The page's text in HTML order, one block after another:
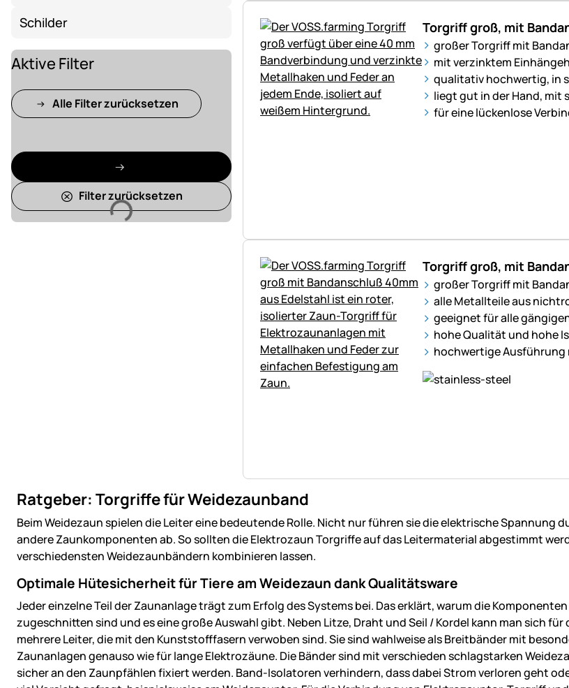
Schilder
Lädt
Aktive Filter
Alle Filter zurücksetzen
Filter zurücksetzen
Torgriff groß, mit
großer Torgriff mit
mit verzinktem
qualitativ hochwertig, in
liegt gut in der Hand, mit
für eine lückenlose
Torgriff groß, mit
großer Torgriff mit
alle Metallteile aus
geeignet für alle
hohe Qualität und hohe
hochwertige Ausführung
Ratgeber: Torgriffe für Weidezaunband
Beim Weidezaun spielen die Leiter eine bedeutende Rolle. Nicht nur führen sie die elektrische Spannung
andere Zaunkomponenten ab. So sollten die Elektrozaun Torgriffe auf das Leitermaterial abgestimmt
verschiedensten Weidezaunbändern kombinieren lassen.
Optimale Hütesicherheit für Tiere am Weidezaun dank Qualitätsware
Jeder einzelne Teil der Zaunanlage trägt zum Erfolg des Systems bei. Das erklärt, warum die
zugeschnitten sind und es eine große Auswahl gibt. Neben Litze, Draht und Seil / Kordel kann man sich
mehrere Leiter, die mit den Kunststofffasern verwoben sind. Sie sind wahlweise als Breitbänder mit
Zaunanlagen genauso wie für lange Elektrozäune. Die Bänder sind mit verschieden schlagstarken
sicher an den Zaunpfählen fixiert werden. Band-Isolatoren verhindern, dass dabei Strom verloren geht